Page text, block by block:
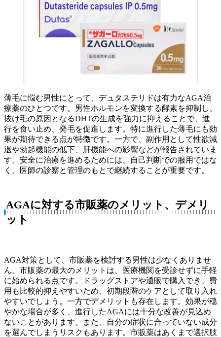
薄毛に悩む男性にとって、デュタステリドは有力なAGA治
療薬のひとつです。男性ホルモンを変換する酵素を抑制し、
抜け毛の原因となるDHTの生成を強力に抑えることで、進
行を食い止め、発毛を促進します。特に進行した薄毛にも効
果が期待できる点が特徴です。一方で、副作用として性欲減
退や勃起機能の低下、肝機能への影響などが報告されていま
す。安全に治療を進めるためには、自己判断での服用ではな
く、医師の診察と管理のもとで継続することが重要です。
AGAに対する市販薬のメリット、デメリ
ット
AGA対策として、市販薬を検討する男性は少なくありませ
ん。市販薬の最大のメリットは、医療機関を受診せずに手軽
に始められる点です。ドラッグストアや通販で購入でき、費
用も比較的抑えやすいため、初期段階のケアとして取り入れ
やすいでしょう。一方でデメリットも存在します。効果が穏
やかな場合が多く、進行したAGAには十分な改善が見込め
ないことがあります。また、自分の症状に合っていない成分
を選んでしまうリスクもあります。市販薬はあくまで選択肢